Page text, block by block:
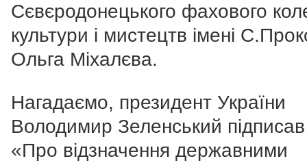
Сєвєродонецького фахового
культури і мистецтв імені
Ольга Міхалєва.
Нагадаємо, президент України
Володимир Зеленський підписав
«Про відзначення державними